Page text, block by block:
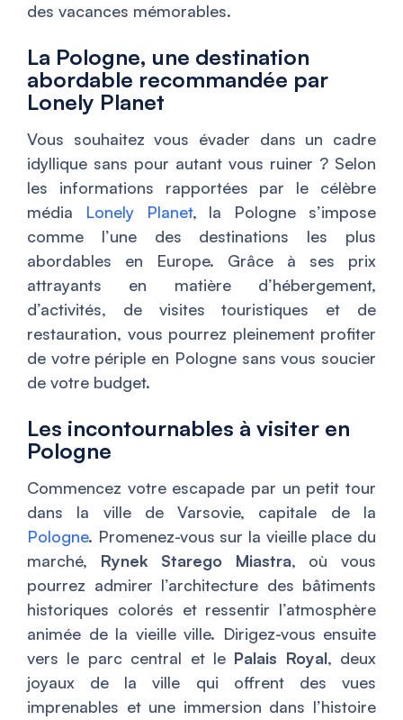
des vacances mémorables.
La Pologne, une destination
abordable recommandée par
Lonely Planet
Vous souhaitez vous évader dans un cadre
idyllique sans pour autant vous ruiner ? Selon
les informations rapportées par le célèbre
média Lonely Planet, la Pologne s’impose
comme l’une des destinations les plus
abordables en Europe. Grâce à ses prix
attrayants en matière d’hébergement,
d’activités, de visites touristiques et de
restauration, vous pourrez pleinement profiter
de votre périple en Pologne sans vous soucier
de votre budget.
Les incontournables à visiter en
Pologne
Commencez votre escapade par un petit tour
dans la ville de Varsovie, capitale de la
Pologne. Promenez-vous sur la vieille place du
marché, Rynek Starego Miastra, où vous
pourrez admirer l’architecture des bâtiments
historiques colorés et ressentir l’atmosphère
animée de la vieille ville. Dirigez-vous ensuite
vers le parc central et le Palais Royal, deux
joyaux de la ville qui offrent des vues
imprenables et une immersion dans l’histoire